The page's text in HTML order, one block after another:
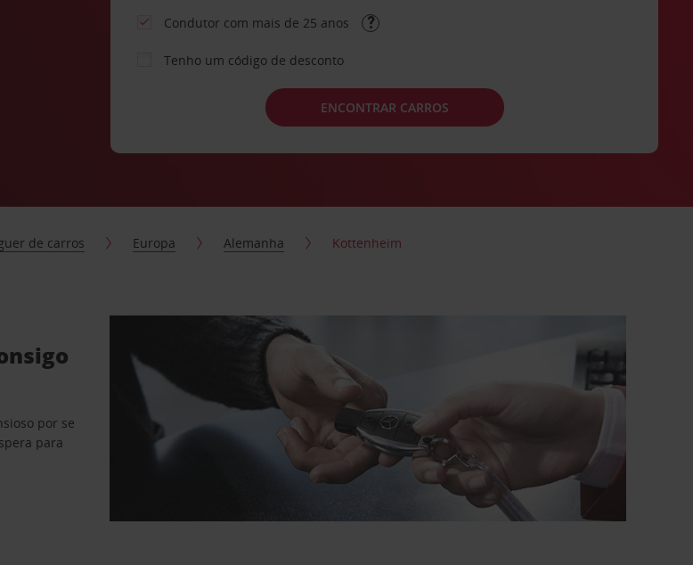
Condutor com mais de 25 anos
Tenho um código de desconto
ENCONTRAR CARROS
de carros Europa Alemanha Kottenheim
por se
para